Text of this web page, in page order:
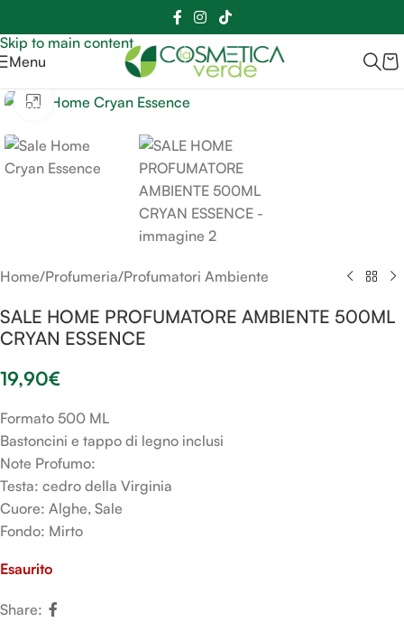
Skip to main content
Sei hai domande contattaci 📲3341056025 - 3886572748
Menu
SOLD OUTClicca per ingrandire
Home/Profumeria/Profumatori Ambiente
SALE HOME PROFUMATORE AMBIENTE 500ML
CRYAN ESSENCE
19,90€
Formato 500 ML
Bastoncini e tappo di legno inclusi
Note Profumo:
Testa: cedro della Virginia
Cuore: Alghe, Sale
Fondo: Mirto
Esaurito
Share: